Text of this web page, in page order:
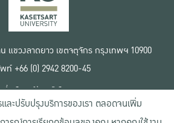
แขวงลาดยาว เขตจตุจักร กรุงเทพฯ 10900
ท์ +66 (0) 2942 8200-45
เงื่อนไขการใช้งานเว็บไซต์
ข้อตกลงด้านสิทธิ์ใช้งาน
นโยบายความเป็นส่วนตัว
และปรับปรุงบริการของเรา ตลอดจนเพิ่ม